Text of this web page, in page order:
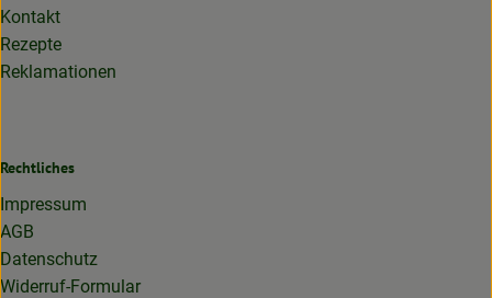
Kontakt
Rezepte
Reklamationen
Rechtliches
Impressum
AGB
Datenschutz
Widerruf-Formular